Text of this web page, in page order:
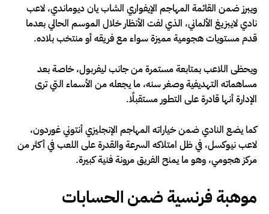
ويبرز ضمن القائمة المهاجم الإيفواري الشاب يان ديوماندي، لاعب
نادي لايبزيغ الألماني، الذي لفت الأنظار خلال الموسم الحالي بعدما
قدم مستويات هجومية مميزة سواء مع فريقه أو منتخب بلاده.
ويحظى اللاعب بمتابعة مستمرة من جانب ليفربول، خاصة بعد
مساهماته التهديفية وصغر سنه، ما يجعله من الأسماء التي ترى
الإدارة أنها قادرة على التطور مستقبلًا.
كما يضع النادي ضمن خياراته المهاجم الإنجليزي أنتوني غوردون،
لاعب نيوكسل، في ظل امتلاكه السرعة والقدرة على اللعب في أكثر من
مركز هجومي، وهو ما يمنح الفريق مرونة فنية كبيرة.
موهبة فرنسية ضمن الحسابات